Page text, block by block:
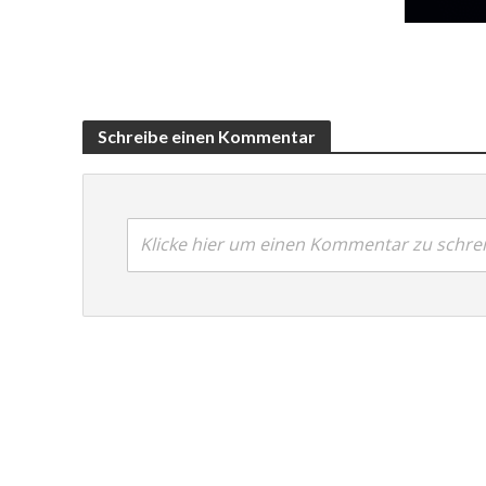
Schreibe einen Kommentar
Klicke hier um einen Kommentar zu